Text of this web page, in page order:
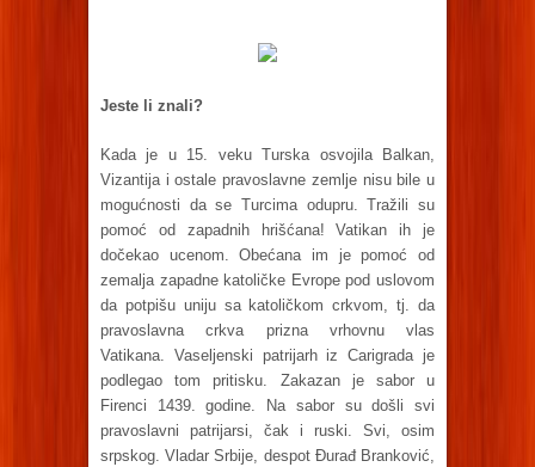
Jeste li znali?
Kada je u 15. veku Turska osvojila Balkan,
Vizantija i ostale pravoslavne zemlje nisu bile u
mogućnosti da se Turcima odupru. Tražili su
pomoć od zapadnih hrišćana! Vatikan ih je
dočekao ucenom. Obećana im je pomoć od
zemalja zapadne katoličke Evrope pod uslovom
da potpišu uniju sa katoličkom crkvom, tj. da
pravoslavna crkva prizna vrhovnu vlas
Vatikana. Vaseljenski patrijarh iz Carigrada je
podlegao tom pritisku. Zakazan je sabor u
Firenci 1439. godine. Na sabor su došli svi
pravoslavni patrijarsi, čak i ruski. Svi, osim
srpskog. Vladar Srbije, despot Đurađ Branković,